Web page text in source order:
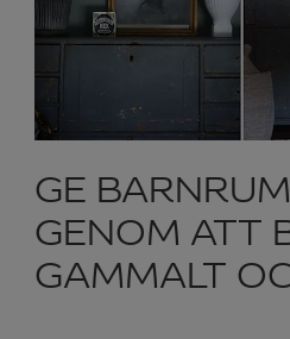
GE
GENOM ATT
GAMMALT